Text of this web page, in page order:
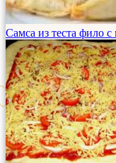
Самса из теста фило